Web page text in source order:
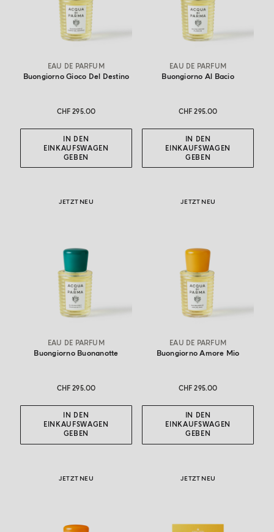
EAU DE PARFUM
Buongiorno Gioco Del Destino
CHF 295.00
IN DEN
EINKAUFSWAGEN
GEBEN
EAU DE PARFUM
Buongiorno Al Bacio
CHF 295.00
IN DEN
EINKAUFSWAGEN
GEBEN
JETZT NEU
EAU DE PARFUM
Buongiorno Buonanotte
CHF 295.00
IN DEN
EINKAUFSWAGEN
GEBEN
JETZT NEU
EAU DE PARFUM
Buongiorno Amore Mio
CHF 295.00
IN DEN
EINKAUFSWAGEN
GEBEN
JETZT NEU JETZT NEU